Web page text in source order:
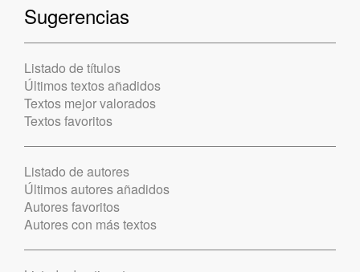
Sugerencias
Listado de títulos
Últimos textos añadidos
Textos mejor valorados
Textos favoritos
Listado de autores
Últimos autores añadidos
Autores favoritos
Autores con más textos